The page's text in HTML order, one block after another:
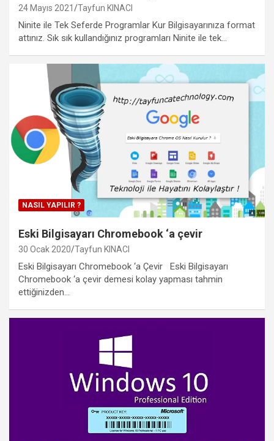
24 Mayıs 2021 Tayfun KINACI
Ninite ile Tek Seferde Programlar Kur Bilgisayarınıza format
attınız. Sık sık kullandığınız programları Ninite ile tek…
NASIL YAPILIR ?
Eski Bilgisayarı Chromebook ‘a çevir
30 Ocak 2020 Tayfun KINACI
Eski Bilgisayarı Chromebook ‘a Çevir Eski Bilgisayarı
Chromebook ‘a çevir demesi kolay yapması tahmin
ettiğinizden…